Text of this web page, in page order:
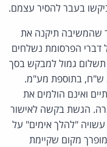
בעבר להסיר עצמם.
שהמשיבה תיקנה את
דברי הפרסומת נשלחים
תשלום גמול למבקש בסך
8,000 ש"ח ושכ"ט לבא כוחה בסך 22,000 ש"ח, בתוספת מע"מ.
ואינם הולמים את
הגשת בקשה לאישור
עשויה "להלך אימים" על
מקום שקיימת